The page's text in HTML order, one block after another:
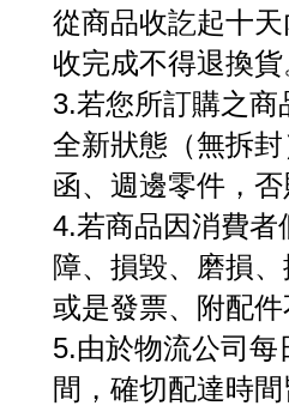
從商品收訖起十
收完成不得退換
3.若您所訂購之
全新狀態（無拆
函、週邊零件，
4.若商品因消費
障、損毀、磨損
或是發票、附配
5.由於物流公司
間，確切配達時